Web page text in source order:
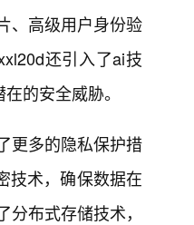
、高级用户身份验
还引入了ai技
的安全威胁。
更多的隐私保护措
技术，确保数据在
布式存储技术，